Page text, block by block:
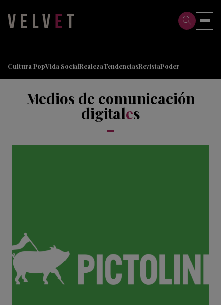
Cultura PopVida SocialRealezaTendenciasRevistaPoder
Medios de comunicación
digitales